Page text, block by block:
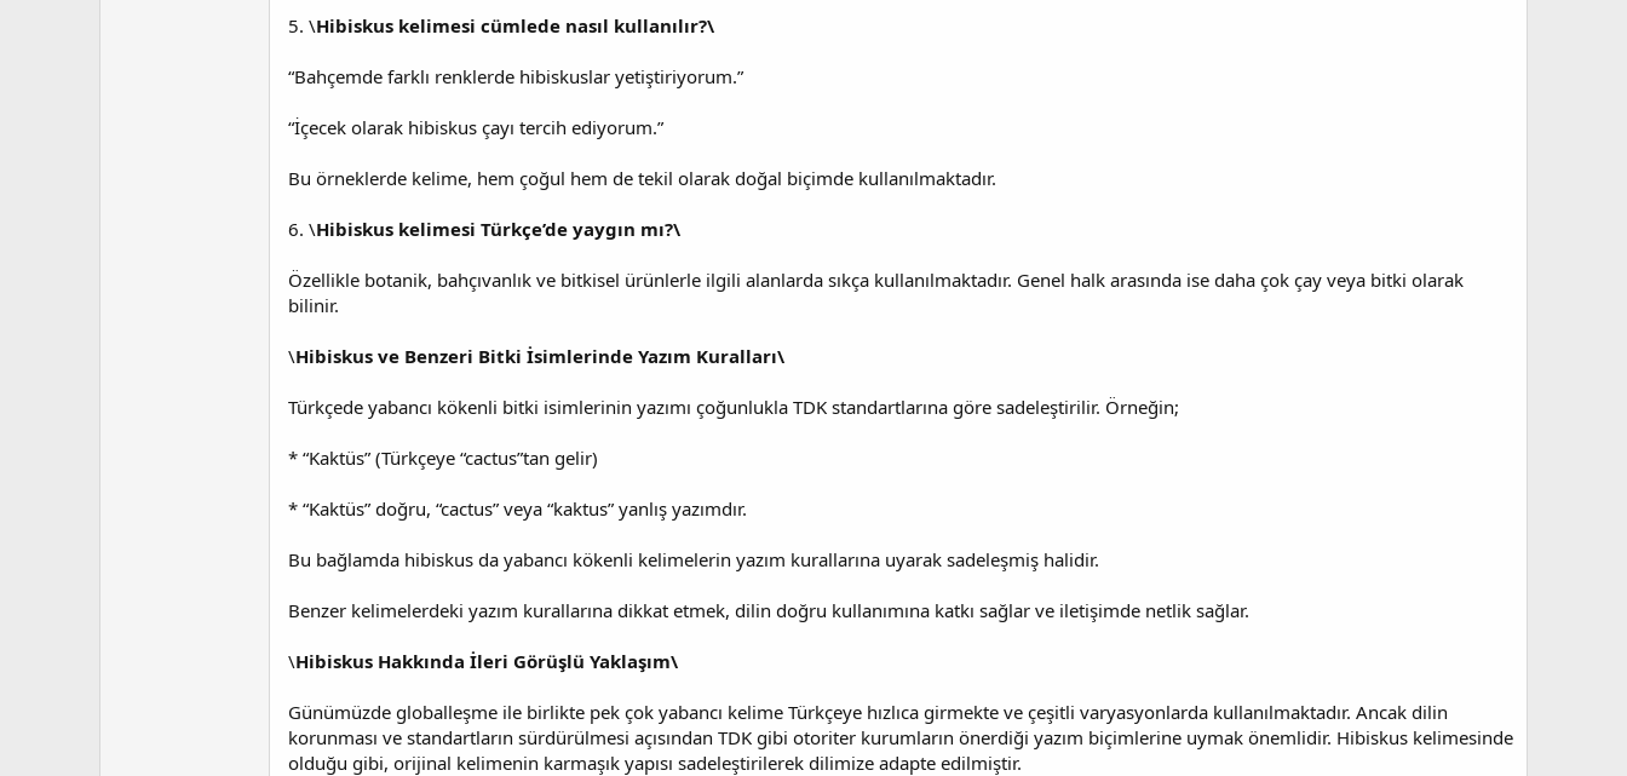
5. \Hibiskus kelimesi cümlede nasıl kullanılır?\
“Bahçemde farklı renklerde hibiskuslar yetiştiriyorum.”
“İçecek olarak hibiskus çayı tercih ediyorum.”
Bu örneklerde kelime, hem çoğul hem de tekil olarak doğal biçimde kullanılmaktadır.
6. \Hibiskus kelimesi Türkçe’de yaygın mı?\
Özellikle botanik, bahçıvanlık ve bitkisel ürünlerle ilgili alanlarda sıkça kullanılmaktadır. Genel halk arasında ise daha çok çay veya bitki olarak
bilinir.
\Hibiskus ve Benzeri Bitki İsimlerinde Yazım Kuralları\
Türkçede yabancı kökenli bitki isimlerinin yazımı çoğunlukla TDK standartlarına göre sadeleştirilir. Örneğin;
* “Kaktüs” (Türkçeye “cactus”tan gelir)
* “Kaktüs” doğru, “cactus” veya “kaktus” yanlış yazımdır.
Bu bağlamda hibiskus da yabancı kökenli kelimelerin yazım kurallarına uyarak sadeleşmiş halidir.
Benzer kelimelerdeki yazım kurallarına dikkat etmek, dilin doğru kullanımına katkı sağlar ve iletişimde netlik sağlar.
\Hibiskus Hakkında İleri Görüşlü Yaklaşım\
Günümüzde globalleşme ile birlikte pek çok yabancı kelime Türkçeye hızlıca girmekte ve çeşitli varyasyonlarda kullanılmaktadır. Ancak dilin
korunması ve standartların sürdürülmesi açısından TDK gibi otoriter kurumların önerdiği yazım biçimlerine uymak önemlidir. Hibiskus kelimesinde
olduğu gibi, orijinal kelimenin karmaşık yapısı sadeleştirilerek dilimize adapte edilmiştir.